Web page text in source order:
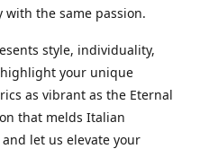
the same passion.
style, individuality,
your unique
as vibrant as the Eternal
that melds Italian
let us elevate your